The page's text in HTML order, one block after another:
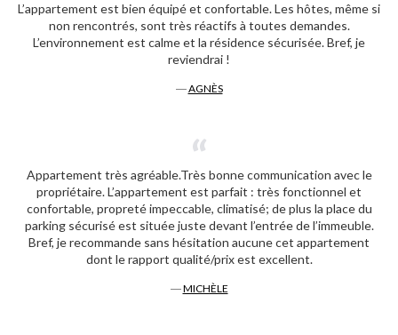
L’appartement est bien équipé et confortable. Les hôtes, même si
non rencontrés, sont très réactifs à toutes demandes.
L’environnement est calme et la résidence sécurisée. Bref, je
reviendrai !
―AGNÈS
Appartement très agréable.Très bonne communication avec le
propriétaire. L’appartement est parfait : très fonctionnel et
confortable, propreté impeccable, climatisé; de plus la place du
parking sécurisé est située juste devant l’entrée de l’immeuble.
Bref, je recommande sans hésitation aucune cet appartement
dont le rapport qualité/prix est excellent.
―MICHÈLE